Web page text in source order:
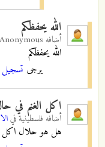
الله يحفظكم
أضافه Anonymous
الله يحفظكم
يرجى
اكل الغنم في
أضافه فلسطينيةفي
هل هو حلال اكل